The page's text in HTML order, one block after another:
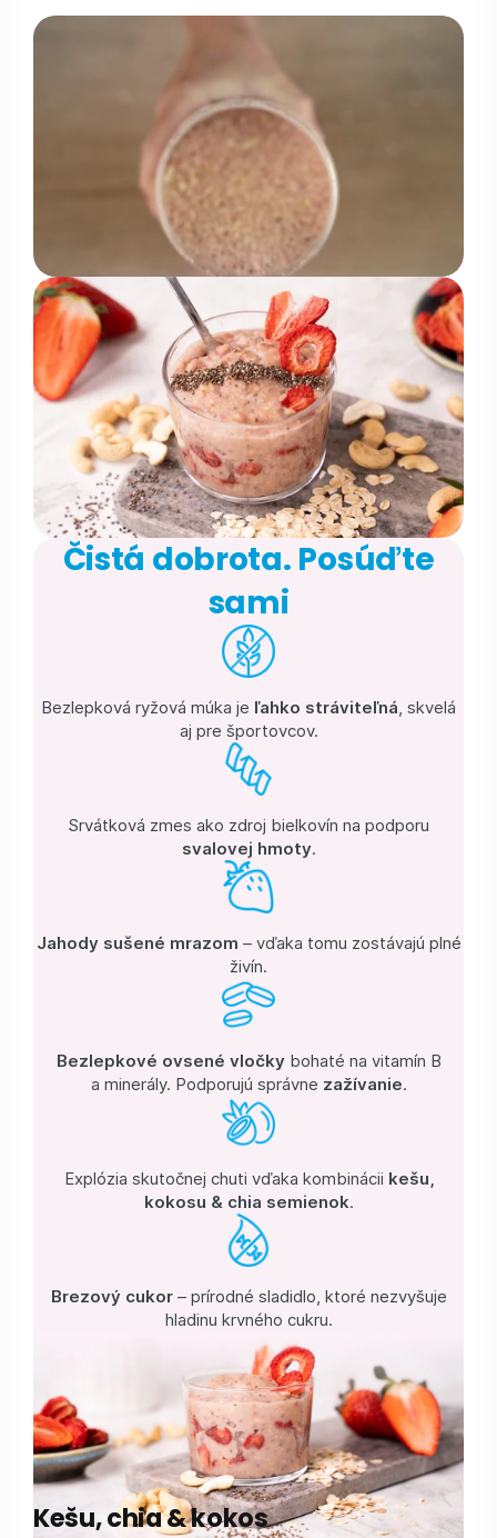
Čistá dobrota. Posúďte
sami
Bezlepková ryžová múka je ľahko stráviteľná, skvelá
aj pre športovcov.
Srvátková zmes ako zdroj bielkovín na podporu
svalovej hmoty.
Jahody sušené mrazom – vďaka tomu zostávajú plné
živín.
Bezlepkové ovsené vločky bohaté na vitamín B
a minerály. Podporujú správne zažívanie.
Explózia skutočnej chuti vďaka kombinácii kešu,
kokosu & chia semienok.
Brezový cukor – prírodné sladidlo, ktoré nezvyšuje
hladinu krvného cukru.
Kešu, chia & kokos